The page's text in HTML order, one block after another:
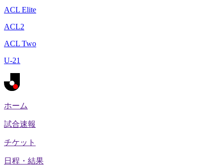
ACL Elite
ACL2
ACL Two
U-21
ホーム
試合速報
チケット
日程・結果